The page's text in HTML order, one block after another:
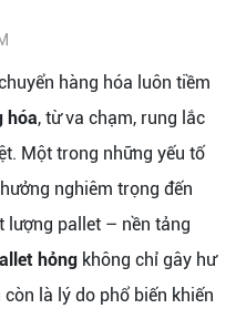
hàng hóa luôn tiềm
hóa, từ va chạm, rung lắc
Một trong những yếu tố
nghiêm trọng đến
lượng pallet – nền tảng
hỏng không chỉ gây hư
là lý do phổ biến khiến